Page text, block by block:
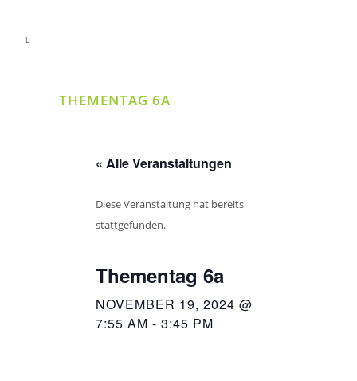
THEMENTAG 6A
« Alle Veranstaltungen
Diese Veranstaltung hat bereits
stattgefunden.
Thementag 6a
NOVEMBER 19, 2024 @
7:55 AM - 3:45 PM